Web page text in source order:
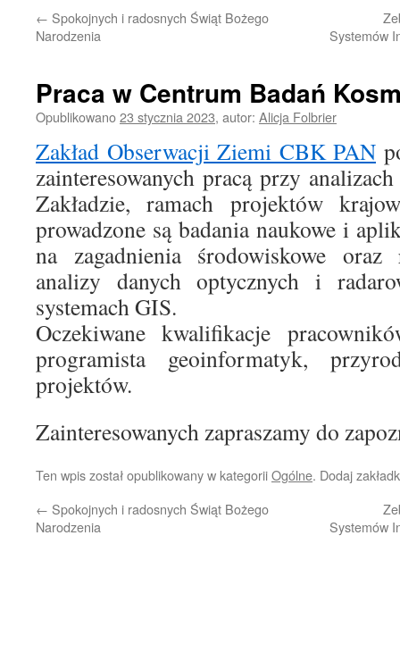
← Spokojnych i radosnych Świąt Bożego
Narodzenia
Systemów
Praca w Centrum Badań
Opublikowano23 stycznia 2023, autor: Alicja Folbrier
Zakład Obserwacji Ziemi CBK PAN
zainteresowanych pracą przy
Zakładzie, ramach projektów
prowadzone są badania naukowe i
na zagadnienia środowiskowe
analizy danych optycznych i
systemach GIS.
Oczekiwane kwalifikacje
programista geoinformatyk,
projektów.
Zainteresowanych zapraszamy do
Ten wpis został opublikowany w kategoriiOgólne. Dodaj
← Spokojnych i radosnych Świąt Bożego
Narodzenia
Systemów